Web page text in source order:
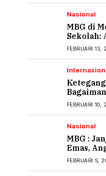
Nasional
MBG di
Sekolah:
Gizi dan
FEBRUARI 13,
FEBRUARI 10,
Nasional
MBG :
Emas,
Ancaman
FEBRUARI 5,